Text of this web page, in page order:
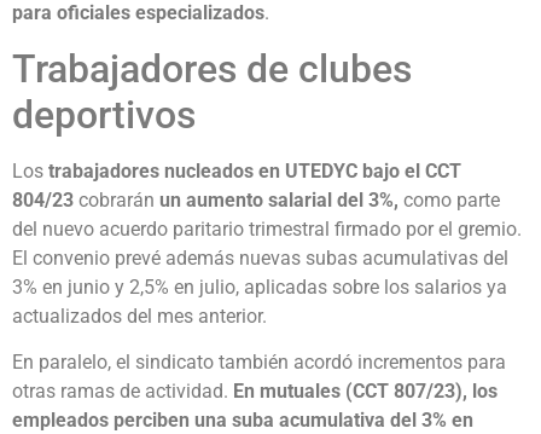
para oficiales especializados.
Trabajadores de clubes
deportivos
Los trabajadores nucleados en UTEDYC bajo el CCT
804/23 cobrarán un aumento salarial del 3%, como parte
del nuevo acuerdo paritario trimestral firmado por el gremio.
El convenio prevé además nuevas subas acumulativas del
3% en junio y 2,5% en julio, aplicadas sobre los salarios ya
actualizados del mes anterior.
En paralelo, el sindicato también acordó incrementos para
otras ramas de actividad. En mutuales (CCT 807/23), los
empleados perciben una suba acumulativa del 3% en